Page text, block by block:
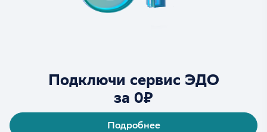
Подключи сервис ЭДО
за 0₽
Подробнее